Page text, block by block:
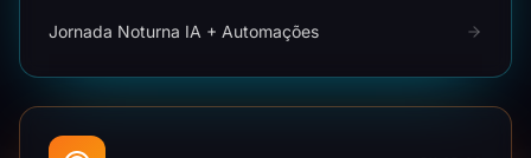
Jornada Noturna IA + Automações